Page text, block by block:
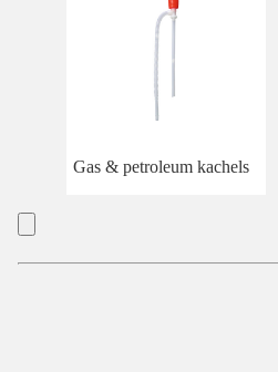
Gas & petroleum kachels